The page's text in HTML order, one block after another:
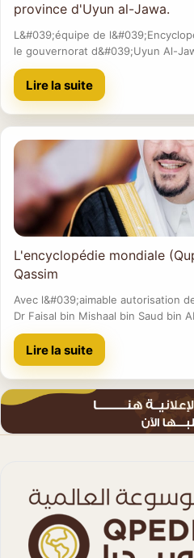
province d'Uyun al-Jawa.
L&#039;équipe de
le gouvernorat d&#039;Uyun Al-
Lire la suite
L'encyclopédie mondiale
Qassim
Avec l&#039;aimable autorisation
Dr Faisal bin Mishaal bin Saud bin
Lire la suite